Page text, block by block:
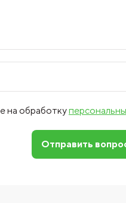
на обработку
Отправить